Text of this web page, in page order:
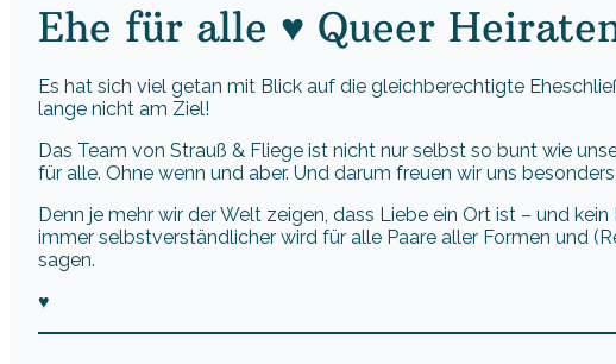
Ehe für alle ♥ Queer
Es hat sich viel getan mit Blick auf die gleichberechtigte
lange nicht am Ziel!
Das Team von Strauß & Fliege ist nicht nur selbst so bunt wie
für alle. Ohne wenn und aber. Und darum freuen wir uns
Denn je mehr wir der Welt zeigen, dass Liebe ein Ort ist – und
immer selbstverständlicher wird für alle Paare aller Formen und
sagen.
♥